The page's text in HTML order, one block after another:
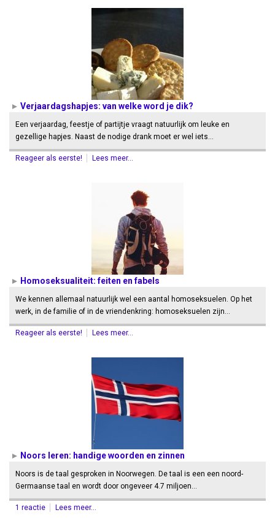
Verjaardagshapjes: van welke word je dik?
Een verjaardag, feestje of partijtje vraagt natuurlijk om leuke en
gezellige hapjes. Naast de nodige drank moet er wel iets…
Reageer als eerste! Lees meer...
Homoseksualiteit: feiten en fabels
We kennen allemaal natuurlijk wel een aantal homoseksuelen. Op het
werk, in de familie of in de vriendenkring: homoseksuelen zijn…
Reageer als eerste! Lees meer...
Noors leren: handige woorden en zinnen
Noors is de taal gesproken in Noorwegen. De taal is een een noord-
Germaanse taal en wordt door ongeveer 4.7 miljoen…
1 reactie Lees meer...